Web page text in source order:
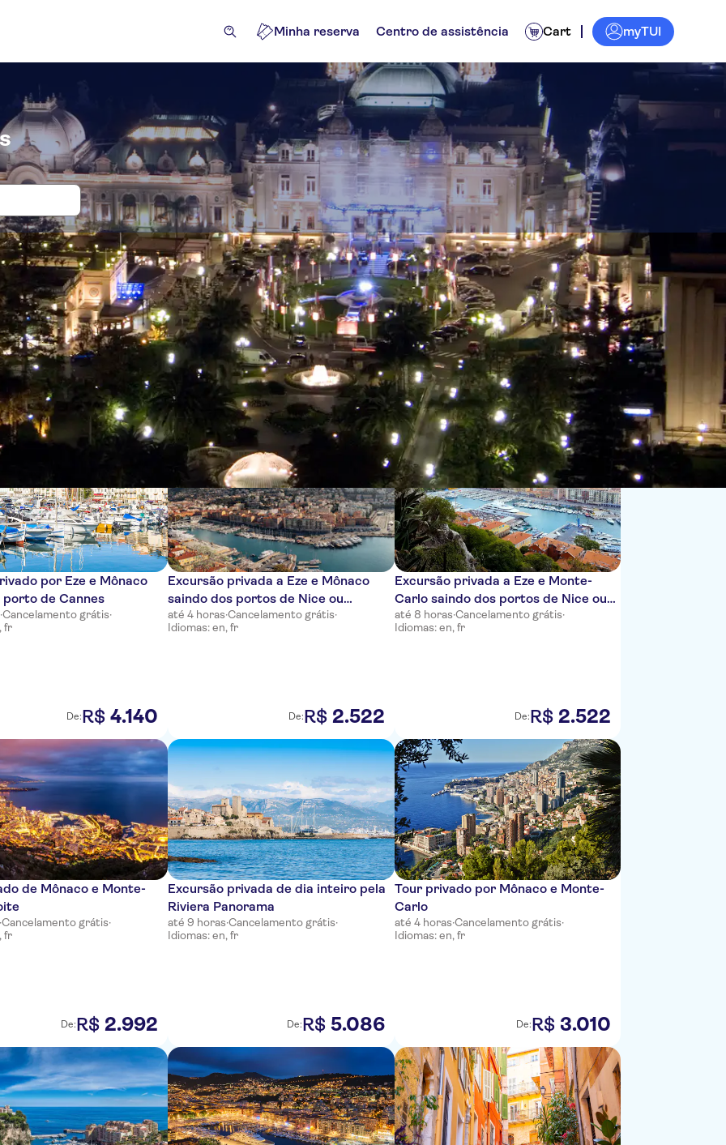
Minha reserva Centro de assistência Cart myTUI
bilhetes para Café de Paris
e passeios de um dia Atrações e visitas guiadas Atividades
Ordenar por:
por Eze e Mônaco
porto de Cannes
·Cancelamento grátis·
fr
De:R$ 4.140
Excursão privada a Eze e Mônaco
saindo dos portos de Nice ou
Villefranche
até 4 horas·Cancelamento grátis·
Idiomas: en, fr
De:R$ 2.522
Excursão privada a Eze e Monte-
Carlo saindo dos portos de Nice ou
Villefranche
até 8 horas·Cancelamento grátis·
Idiomas: en, fr
De:R$ 2.522
de Mônaco e Monte-
·Cancelamento grátis·
fr
De:R$ 2.992
Excursão privada de dia inteiro pela
Riviera Panorama
até 9 horas·Cancelamento grátis·
Idiomas: en, fr
De:R$ 5.086
Tour privado por Mônaco e Monte-
Carlo
até 4 horas·Cancelamento grátis·
Idiomas: en, fr
De:R$ 3.010